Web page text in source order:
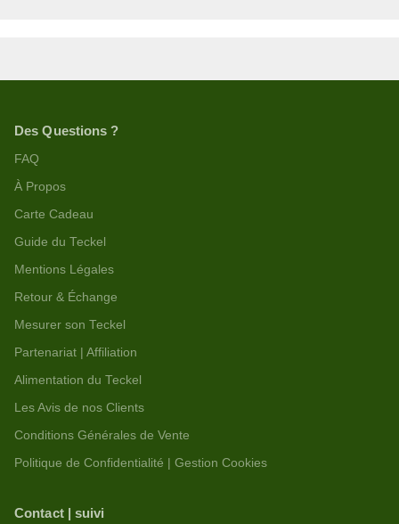
Des Questions ?
FAQ
À Propos
Carte Cadeau
Guide du Teckel
Mentions Légales
Retour & Échange
Mesurer son Teckel
Partenariat | Affiliation
Alimentation du Teckel
Les Avis de nos Clients
Conditions Générales de Vente
Politique de Confidentialité | Gestion Cookies
Contact | suivi